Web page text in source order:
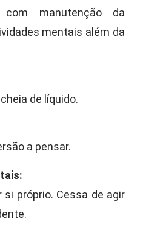
com manutenção da
mentais além da
de líquido.
a pensar.
si próprio. Cessa de agir